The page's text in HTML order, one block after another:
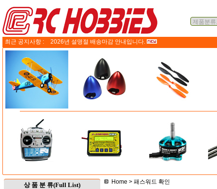
최근 공지사항 : 2026년 설명절 배송마감 안내입니다.
상 품 분 류(Full List) Home > 패스워드 확인